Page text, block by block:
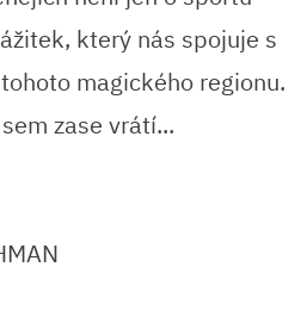
který nás spojuje s
magického regionu.
zase vrátí...